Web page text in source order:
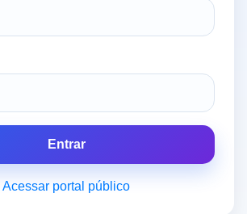
Entrar
Acessar portal público